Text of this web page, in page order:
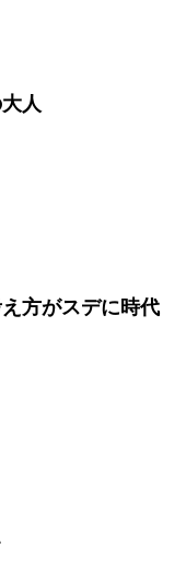
人
方がスデに時代